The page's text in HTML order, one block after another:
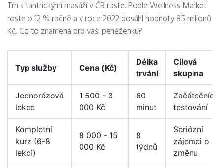
Trh s tantrickými masáží v ČR roste. Podle Wellness Market
roste o 12 % ročně a v roce 2022 dosáhl hodnoty 85 milionů
Kč. Co to znamená pro vaši peněženku?
Typ služby Cena (Kč)
Délka
trvání
Cílová
skupina
Jednorázová
lekce
1 500 - 3
000 Kč
60
minut
Začátečníci,
testování
Kompletní
kurz (6-8
lekcí)
8 000 - 15
000 Kč
8
týdnů
Seriózní
zájemci o
změnu